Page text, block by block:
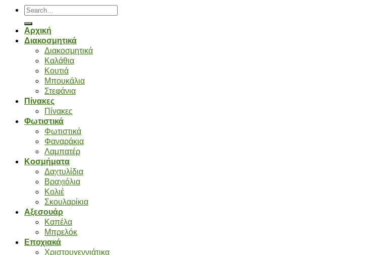
Search
for:
Αρχική
Διακοσμητικά
Διακοσμητικά
Καλάθια
Κουτιά
Μπουκάλια
Στεφάνια
Πίνακες
Πίνακες
Φωτιστικά
Φωτιστικά
Φαναράκια
Λαμπατέρ
Κοσμήματα
Δαχτυλίδια
Βραχιόλια
Κολιέ
Σκουλαρίκια
Αξεσουάρ
Καπέλα
Μπρελόκ
Εποχιακά
Χριστουγεννιάτικα